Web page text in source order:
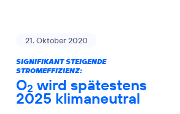
21. Oktober 2020
SIGNIFIKANT STEIGENDE
STROMEFFIZIENZ:
O2 wird spätestens
2025 klimaneutral